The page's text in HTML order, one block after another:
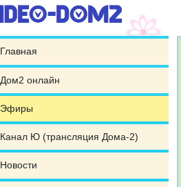
Главная
Дом2 онлайн
Эфиры
Канал Ю (трансляция Дома-2)
Новости